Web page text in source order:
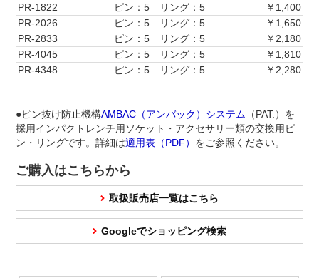
PR-1822
ピン：5 リング：5
￥1,400
PR-2026
ピン：5 リング：5
￥1,650
PR-2833
ピン：5 リング：5
￥2,180
PR-4045
ピン：5 リング：5
￥1,810
PR-4348
ピン：5 リング：5 ￥2,280
●ピン抜け防止機構AMBAC（アンバック）システム （PAT.）を
採用インパクトレンチ用ソケット・アクセサリー類の交換用ピ
ン・リングです。詳細は適用表（PDF） をご参照ください。
ご購入はこちらから
取扱販売店一覧はこちら
Googleでショッピング検索